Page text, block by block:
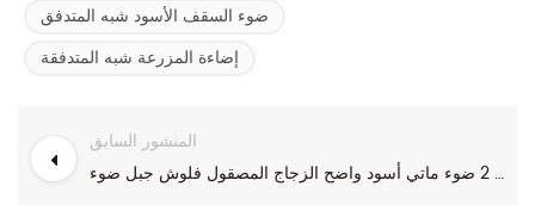
ضوء السقف الأسود شبه المتدفق
إضاءة المزرعة شبه المتدفقة
المنشور السابق
الحديثة 2 ضوء ماتي أسود واضح الزجاج المصقول فلوش جبل ضوء